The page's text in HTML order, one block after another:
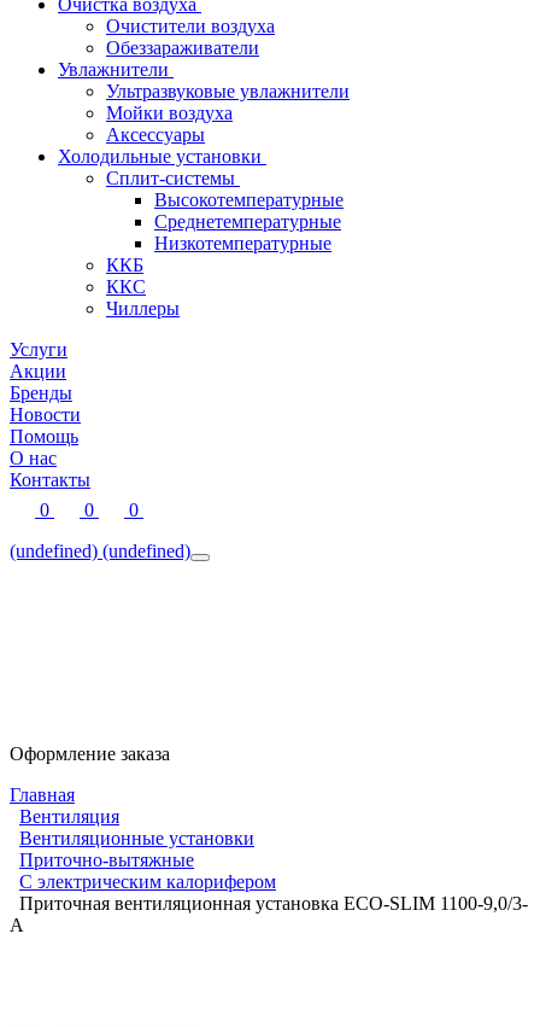
Очистка воздуха
Очистители воздуха
Обеззараживатели
Увлажнители
Ультразвуковые увлажнители
Мойки воздуха
Аксессуары
Холодильные установки
Сплит-системы
Высокотемпературные
Среднетемпературные
Низкотемпературные
ККБ
ККС
Чиллеры
Услуги
Акции
Бренды
Новости
Помощь
О нас
Контакты
0
0
0
(undefined) (undefined)
Оформление заказа
Главная
Вентиляция
Вентиляционные установки
Приточно-вытяжные
С электрическим калорифером
Приточная вентиляционная установка ECO-SLIM 1100-9,0/3-
А